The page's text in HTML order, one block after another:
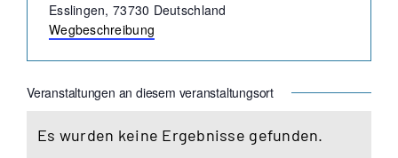
Esslingen, 73730 Deutschland
Wegbeschreibung
Veranstaltungen an diesem veranstaltungsort
Hinweis
Es wurden keine Ergebnisse gefunden.